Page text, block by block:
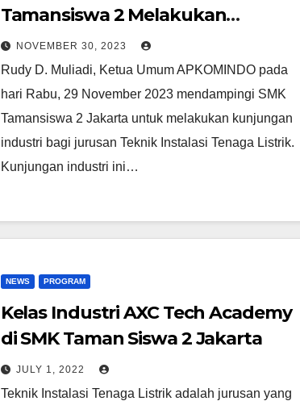
Tamansiswa 2 Melakukan
Kunjungan Industri ke PT. RAUM
NOVEMBER 30, 2023
Rudy D. Muliadi, Ketua Umum APKOMINDO pada
hari Rabu, 29 November 2023 mendampingi SMK
Tamansiswa 2 Jakarta untuk melakukan kunjungan
industri bagi jurusan Teknik Instalasi Tenaga Listrik.
Kunjungan industri ini…
NEWS PROGRAM
Kelas Industri AXC Tech Academy
di SMK Taman Siswa 2 Jakarta
JULY 1, 2022
Teknik Instalasi Tenaga Listrik adalah jurusan yang